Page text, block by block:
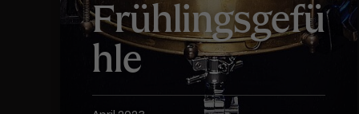
Frühlingsgefü
hle